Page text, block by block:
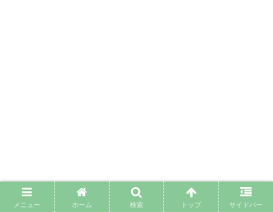
メニュー ホーム 検索 トップ サイドバー